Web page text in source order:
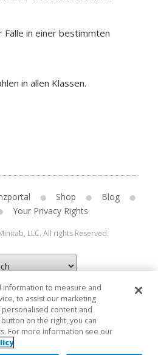
in einer bestimmten
in allen Klassen.
Shop
Blog
Your Privacy Rights
LLC. All rights Reserved.
to measure and
to assist our marketing
content and
on the right, you can
For more information see our